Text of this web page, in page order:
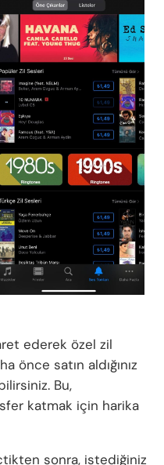
ederek özel zil
önce satın aldığınız
Bu,
katmak için harika
sonra, istediğiniz